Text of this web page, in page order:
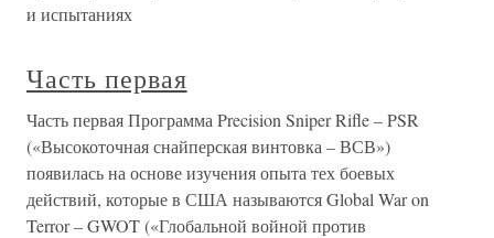
и испытаниях
Часть первая
Часть первая Программа Precision Sniper Rifle – PSR
(«Высокоточная снайперская винтовка – ВСВ»)
появилась на основе изучения опыта тех боевых
действий, которые в США называются Global War on
Terror – GWOT («Глобальной войной против